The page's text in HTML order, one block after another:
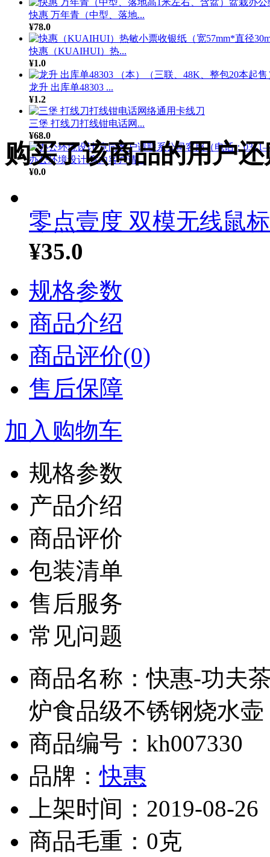
快惠 万年青（中型、落地...
¥78.0
快惠（KUAIHUI）热...
¥1.0
龙升 出库单48303 ...
¥1.2
三堡 打线刀打线钳电话网...
¥68.0
办公环境设计 意向客户请...
¥0.0
购买了该商品的用户
零点壹度 双模无线鼠
¥35.0
规格参数
商品介绍
商品评价(0)
售后保障
加入购物车
规格参数
产品介绍
商品评价
包装清单
售后服务
常见问题
商品名称：快惠-功夫
炉食品级不锈钢烧水
商品编号：kh007330
品牌：快惠
上架时间：2019-08-26
商品毛重：0克